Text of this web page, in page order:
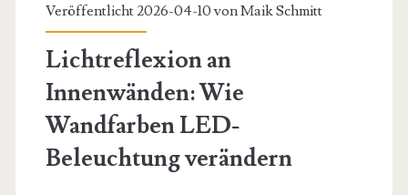
Veröffentlicht 2026-04-10 vonMaik Schmitt
Lichtreflexion an
Innenwänden: Wie
Wandfarben LED-
Beleuchtung verändern